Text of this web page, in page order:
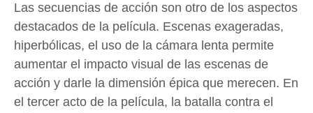
Las secuencias de acción son otro de los aspectos
destacados de la película. Escenas exageradas,
hiperbólicas, el uso de la cámara lenta permite
aumentar el impacto visual de las escenas de
acción y darle la dimensión épica que merecen. En
el tercer acto de la película, la batalla contra el